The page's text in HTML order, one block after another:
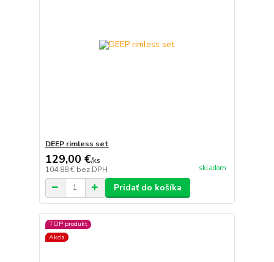
DEEP rimless set
129,00 €/ks
104,88 € bez DPH skladom
Pridať do košíka
TOP produkt
Akcia